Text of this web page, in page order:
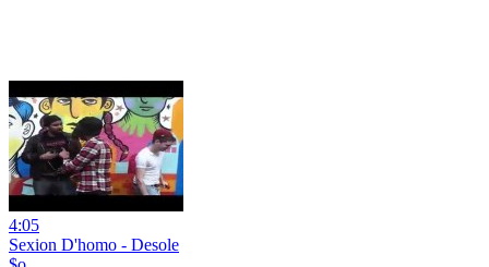
4:05
Sexion D'homo - Desole